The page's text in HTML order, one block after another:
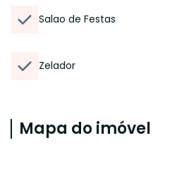
Salao de Festas
Zelador
Mapa do imóvel